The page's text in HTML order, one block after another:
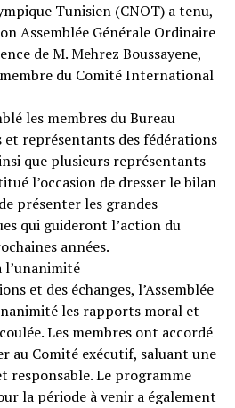
Tunisien (CNOT) a tenu,
Assemblée Générale Ordinaire
de M. Mehrez Boussayene,
du Comité International
les membres du Bureau
et représentants des fédérations
que plusieurs représentants
l’occasion de dresser le bilan
présenter les grandes
qui guideront l’action du
années.
l’unanimité
et des échanges, l’Assemblée
les rapports moral et
Les membres ont accordé
au Comité exécutif, saluant une
responsable. Le programme
la période à venir a également